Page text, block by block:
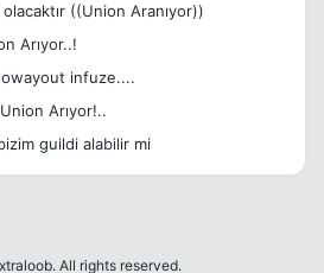
((Union Aranıyor))
Arıyor..!
infuze....
Arıyor!..
guildi alabilir mi
All rights reserved.